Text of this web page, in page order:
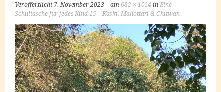
Veröffentlicht 7. November 2023 am 682 × 1024 inEine
Schultasche für jedes Kind 15 – Kaski, Mahottari & Chitwan